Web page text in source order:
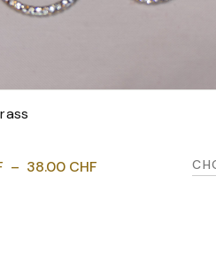
VOIR LES VARIANTES
– 38.00 CHF